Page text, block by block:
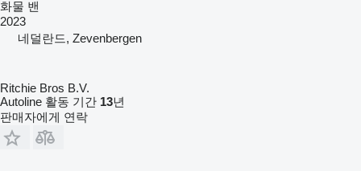
화물 밴
2023
네덜란드, Zevenbergen
Ritchie Bros B.V.
Autoline 활동 기간 13년
판매자에게 연락